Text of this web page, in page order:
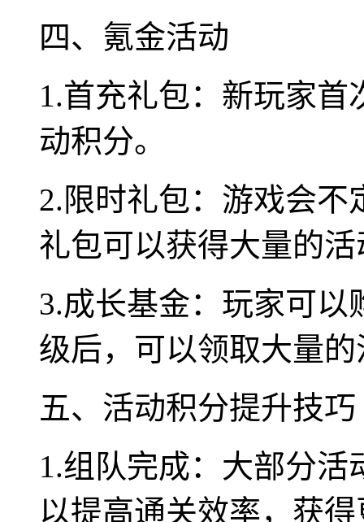
四、氪金活动
1.首充礼包：新玩家
动积分。
2.限时礼包：游戏会
礼包可以获得大量的
3.成长基金：玩家可
级后，可以领取大量
五、活动积分提升技巧
1.组队完成：大部分
以提高通关效率，获